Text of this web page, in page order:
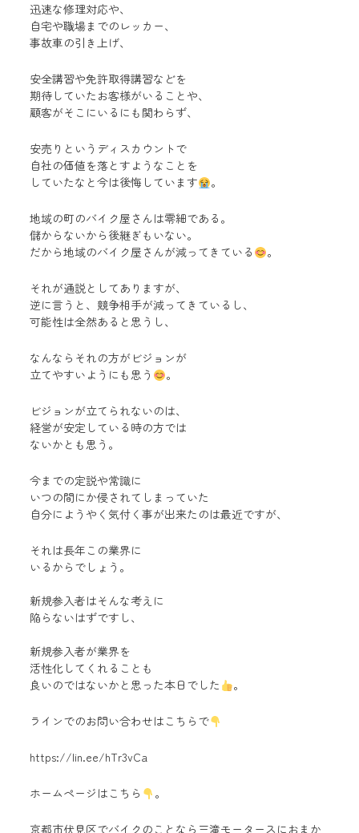
迅速な修理対応や、
自宅や職場までのレッカー、
事故車の引き上げ、
安全講習や免許取得講習などを
期待していたお客様がいることや、
顧客がそこにいるにも関わらず、
安売りというディスカウントで
自社の価値を落とすようなことを
していたなと今は後悔しています
。
地域の町のバイク屋さんは零細である。
儲からないから後継ぎもいない。
だから地域のバイク屋さんが減ってきている
。
それが通説としてありますが、
逆に言うと、競争相手が減ってきているし、
可能性は全然あると思うし、
なんならそれの方がビジョンが
立てやすいようにも思う
。
ビジョンが立てられないのは、
経営が安定している時の方では
ないかとも思う。
今までの定説や常識に
いつの間にか侵されてしまっていた
自分にようやく気付く事が出来たのは最近ですが、
それは長年この業界に
いるからでしょう。
新規参入者はそんな考えに
陥らないはずですし、
新規参入者が業界を
活性化してくれることも
良いのではないかと思った本日でした
。
ラインでのお問い合わせはこちらで
https://lin.ee/hTr3vCa
ホームページはこちら 。
京都市伏見区でバイクのことなら三滝モータースにおまか